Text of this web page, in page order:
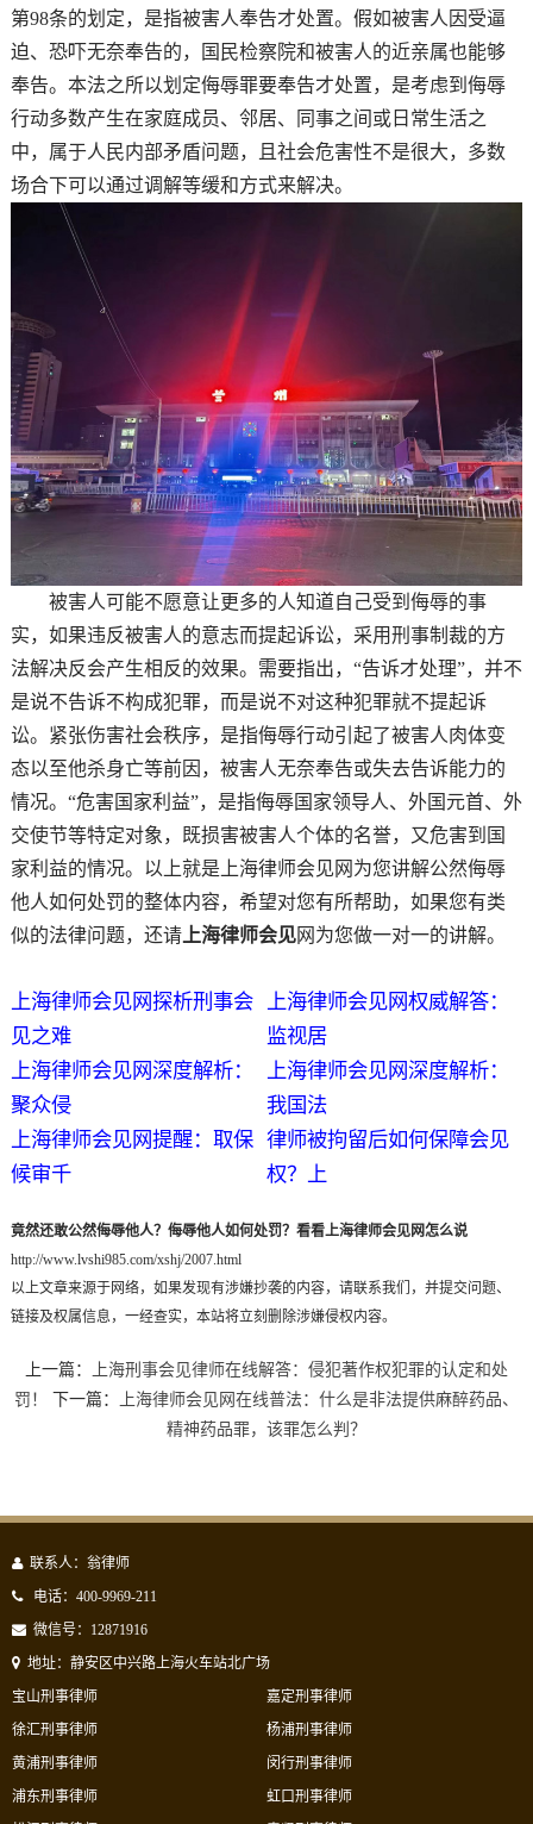
第98条的划定，是指被害人奉告才处置。假如被害人因受逼
迫、恐吓无奈奉告的，国民检察院和被害人的近亲属也能够
奉告。本法之所以划定侮辱罪要奉告才处置，是考虑到侮辱
行动多数产生在家庭成员、邻居、同事之间或日常生活之
中，属于人民内部矛盾问题，且社会危害性不是很大，多数
场合下可以通过调解等缓和方式来解决。
被害人可能不愿意让更多的人知道自己受到侮辱的事
实，如果违反被害人的意志而提起诉讼，采用刑事制裁的方
法解决反会产生相反的效果。需要指出，“告诉才处理”，并不
是说不告诉不构成犯罪，而是说不对这种犯罪就不提起诉
讼。紧张伤害社会秩序，是指侮辱行动引起了被害人肉体变
态以至他杀身亡等前因，被害人无奈奉告或失去告诉能力的
情况。“危害国家利益”，是指侮辱国家领导人、外国元首、外
交使节等特定对象，既损害被害人个体的名誉，又危害到国
家利益的情况。以上就是上海律师会见网为您讲解公然侮辱
他人如何处罚的整体内容，希望对您有所帮助，如果您有类
似的法律问题，还请上海律师会见网为您做一对一的讲解。
上海律师会见网探析刑事会
见之难
上海律师会见网权威解答：
监视居
上海律师会见网深度解析：
聚众侵
上海律师会见网深度解析：
我国法
上海律师会见网提醒：取保
候审千
律师被拘留后如何保障会见
权？上
竟然还敢公然侮辱他人？侮辱他人如何处罚？看看上海律师会见网怎么说
http://www.lvshi985.com/xshj/2007.html
以上文章来源于网络，如果发现有涉嫌抄袭的内容，请联系我们，并提交问题、
链接及权属信息，一经查实，本站将立刻删除涉嫌侵权内容。
上一篇：
上海刑事会见律师在线解答：侵犯著作权犯罪的认定和处
罚！
下一篇：
上海律师会见网在线普法：什么是非法提供麻醉药品、
精神药品罪，该罪怎么判？
联系人：翁律师
电话：400-9969-211
微信号：12871916
地址：静安区中兴路上海火车站北广场
宝山刑事律师
徐汇刑事律师
黄浦刑事律师
浦东刑事律师
嘉定刑事律师
杨浦刑事律师
闵行刑事律师
虹口刑事律师